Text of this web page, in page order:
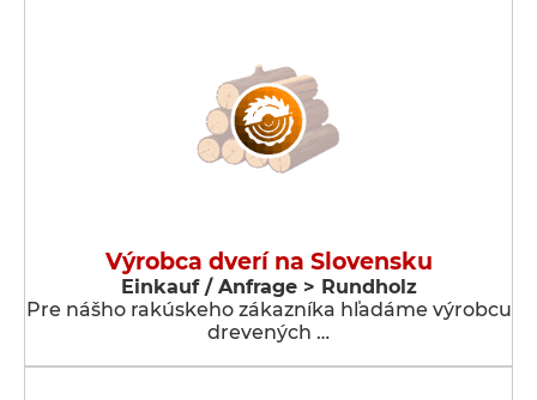
Výrobca dverí na Slovensku
Einkauf / Anfrage > Rundholz
Pre nášho rakúskeho zákazníka hľadáme výrobcu
drevených …